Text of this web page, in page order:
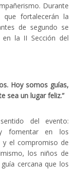
Durante
que fortalecerán la
de segundo se
en la II Sección del
Hoy somos guías,
sea un lugar feliz.”
del evento:
fomentar en los
y el compromiso de
los niños de
cercana que los